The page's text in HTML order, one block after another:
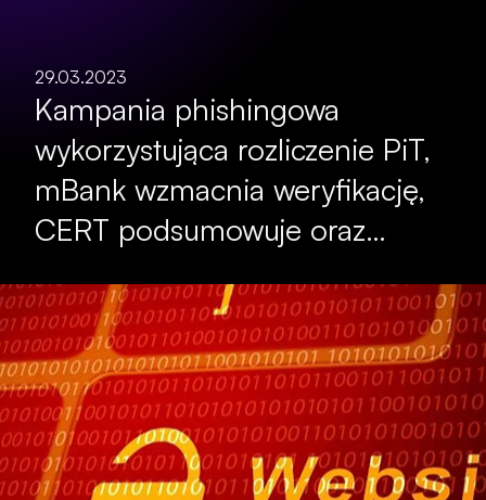
29.03.2023
Kampania phishingowa
wykorzystująca rozliczenie PiT,
mBank wzmacnia weryfikację,
CERT podsumowuje oraz…